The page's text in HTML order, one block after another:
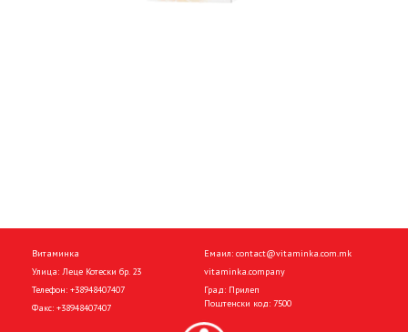
Витаминка
Улица: Леце Котески бр. 23
Телефон: +38948407407
Факс: +38948407407
Емаил: contact@vitaminka.com.mk
vitaminka.company
Град: Прилеп
Поштенски код: 7500